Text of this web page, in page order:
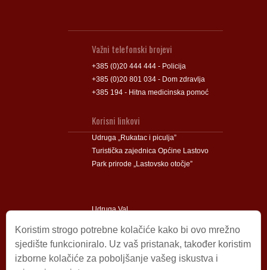
Važni telefonski brojevi
+385 (0)20 444 444 - Policija
+385 (0)20 801 034 - Dom zdravlja
+385 194 - Hitna medicinska pomoć
Korisni linkovi
Udruga „Rukatac i piculja”
Turistička zajednica Općine Lastovo
Park prirode „Lastovsko otočje”
Udruga Val
Impressum
Koristim strogo potrebne kolačiće kako bi ovo mrežno
sjedište funkcioniralo. Uz vaš pristanak, također koristim
izborne kolačiće za poboljšanje vašeg iskustva i